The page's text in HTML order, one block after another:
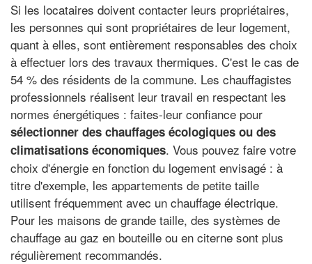
Si les locataires doivent contacter leurs propriétaires,
les personnes qui sont propriétaires de leur logement,
quant à elles, sont entièrement responsables des choix
à effectuer lors des travaux thermiques. C'est le cas de
54 % des résidents de la commune. Les chauffagistes
professionnels réalisent leur travail en respectant les
normes énergétiques : faites-leur confiance pour
sélectionner des chauffages écologiques ou des
climatisations économiques. Vous pouvez faire votre
choix d'énergie en fonction du logement envisagé : à
titre d'exemple, les appartements de petite taille
utilisent fréquemment avec un chauffage électrique.
Pour les maisons de grande taille, des systèmes de
chauffage au gaz en bouteille ou en citerne sont plus
régulièrement recommandés.